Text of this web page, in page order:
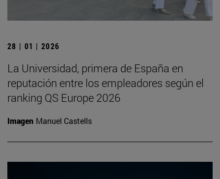
28 | 01 | 2026
La Universidad, primera de España en
reputación entre los empleadores según el
ranking QS Europe 2026
Imagen Manuel Castells